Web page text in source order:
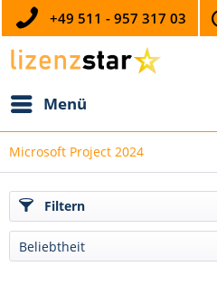
+49 511 - 957 317 03
Menü
Microsoft Project 2024
Filtern